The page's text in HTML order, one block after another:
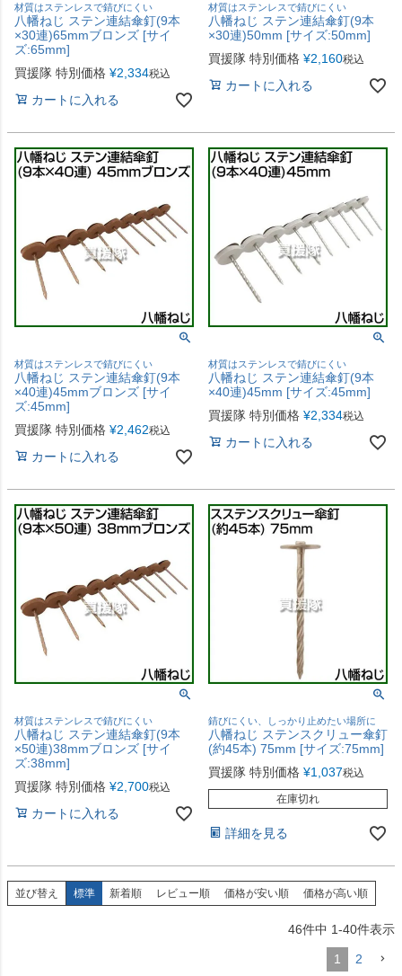
材質はステンレスで錆びにくい
八幡ねじ ステン連結傘釘(9本
×30連)65mmブロンズ [サイ
ズ:65mm]
買援隊 特別価格 ¥2,334税込
カートに入れる
材質はステンレスで錆びにくい
八幡ねじ ステン連結傘釘(9本
×30連)50mm [サイズ:50mm]
買援隊 特別価格 ¥2,160税込
カートに入れる
材質はステンレスで錆びにくい
八幡ねじ ステン連結傘釘(9本
×40連)45mmブロンズ [サイ
ズ:45mm]
買援隊 特別価格 ¥2,462税込
カートに入れる
材質はステンレスで錆びにくい
八幡ねじ ステン連結傘釘(9本
×40連)45mm [サイズ:45mm]
買援隊 特別価格 ¥2,334税込
カートに入れる
材質はステンレスで錆びにくい
八幡ねじ ステン連結傘釘(9本
×50連)38mmブロンズ [サイ
ズ:38mm]
買援隊 特別価格 ¥2,700税込
カートに入れる
錆びにくい、しっかり止めたい場所に
八幡ねじ ステンスクリュー傘釘
(約45本) 75mm [サイズ:75mm]
買援隊 特別価格 ¥1,037税込
在庫切れ
詳細を見る
並び替え 標準 新着順 レビュー順 価格が安い順 価格が高い順
46件中 1-40件表示
1 2